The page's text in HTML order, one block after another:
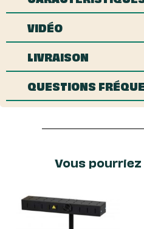
VIDÉO
LIVRAISON
QUESTIONS
Vous